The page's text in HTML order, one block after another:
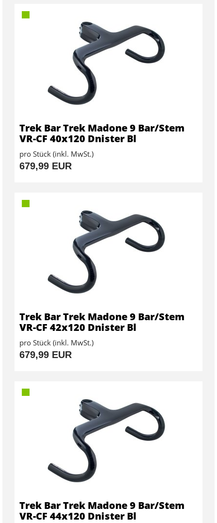
Trek Bar Trek Madone 9 Bar/Stem
VR-CF 40x120 Dnister Bl
pro Stück (inkl. MwSt.)
679,99 EUR
Trek Bar Trek Madone 9 Bar/Stem
VR-CF 42x120 Dnister Bl
pro Stück (inkl. MwSt.)
679,99 EUR
Trek Bar Trek Madone 9 Bar/Stem
VR-CF 44x120 Dnister Bl